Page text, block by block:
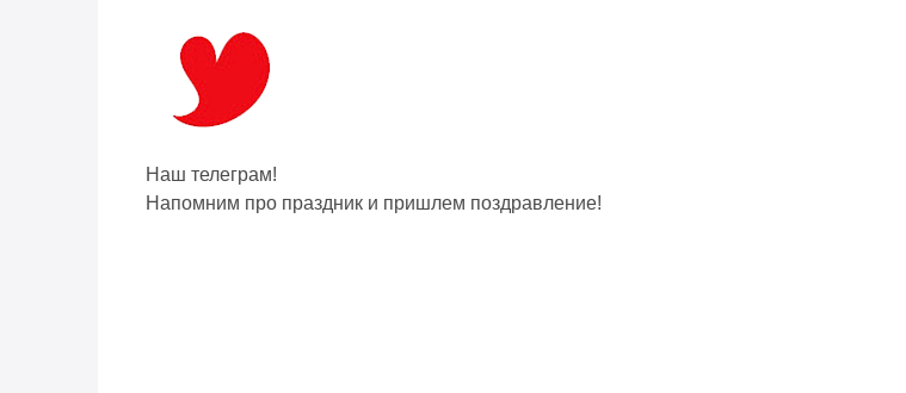
Наш телеграм!
Напомним про праздник и пришлем поздравление!